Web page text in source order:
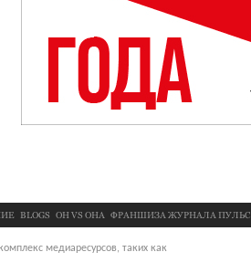
BLOGS OН VS ОНА ФРАНШИЗА ЖУРНАЛА ПУЛЬС
медиаресурсов, таких как